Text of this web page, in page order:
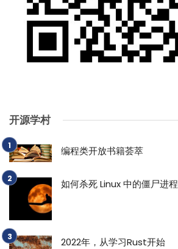
开源学村
编程类开放书籍荟萃
如何杀死 Linux 中的僵尸进程
2022年，从学习Rust开始